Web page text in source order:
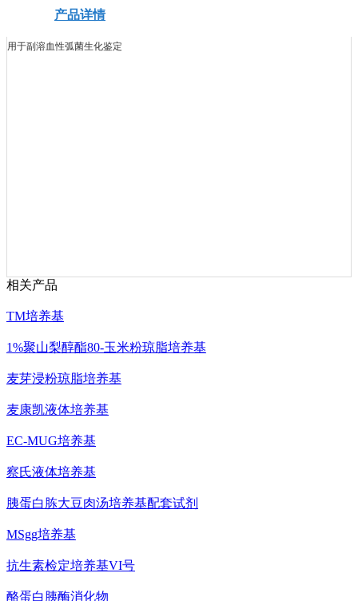
产品详情
用于副溶血性弧菌生化鉴定
相关产品
TM培养基
1%聚山梨醇酯80-玉米粉琼脂培养基
麦芽浸粉琼脂培养基
麦康凯液体培养基
EC-MUG培养基
察氏液体培养基
胰蛋白胨大豆肉汤培养基配套试剂
MSgg培养基
抗生素检定培养基VI号
酪蛋白胰酶消化物